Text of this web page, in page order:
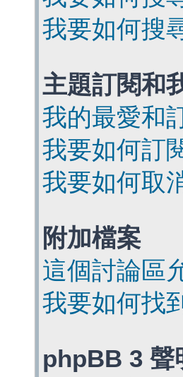
我要如何搜
主題訂閱和
我的最愛和
我要如何訂
我要如何取
附加檔案
這個討論區
我要如何找
phpBB 3 聲